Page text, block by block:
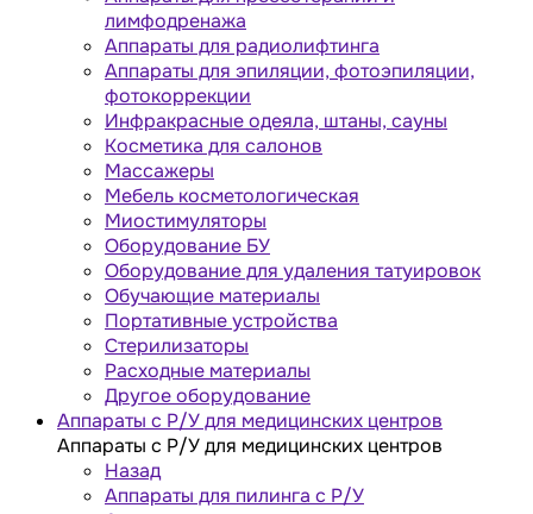
лимфодренажа
Аппараты для радиолифтинга
Аппараты для эпиляции, фотоэпиляции,
фотокоррекции
Инфракрасные одеяла, штаны, сауны
Косметика для салонов
Массажеры
Мебель косметологическая
Миостимуляторы
Оборудование БУ
Оборудование для удаления татуировок
Обучающие материалы
Портативные устройства
Стерилизаторы
Расходные материалы
Другое оборудование
Аппараты с Р/У для медицинских центров
Аппараты с Р/У для медицинских центров
Назад
Аппараты для пилинга с Р/У